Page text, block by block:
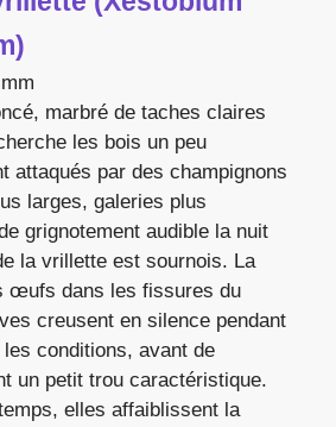
marbré de taches claires
les bois un peu
attaqués par des champignons
larges, galeries plus
grignotement audible la nuit
la vrillette est sournois. La
œufs dans les fissures du
creusent en silence pendant
conditions, avant de
un petit trou caractéristique.
elles affaiblissent la